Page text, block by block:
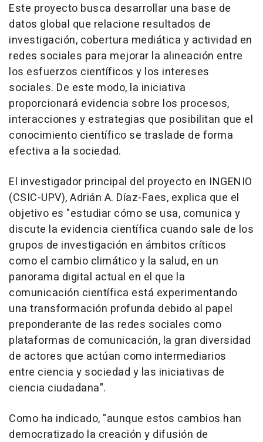
Este proyecto busca desarrollar una base de
datos global que relacione resultados de
investigación, cobertura mediática y actividad en
redes sociales para mejorar la alineación entre
los esfuerzos científicos y los intereses
sociales. De este modo, la iniciativa
proporcionará evidencia sobre los procesos,
interacciones y estrategias que posibilitan que el
conocimiento científico se traslade de forma
efectiva a la sociedad.
El investigador principal del proyecto en INGENIO
(CSIC-UPV), Adrián A. Díaz-Faes, explica que el
objetivo es "estudiar cómo se usa, comunica y
discute la evidencia científica cuando sale de los
grupos de investigación en ámbitos críticos
como el cambio climático y la salud, en un
panorama digital actual en el que la
comunicación científica está experimentando
una transformación profunda debido al papel
preponderante de las redes sociales como
plataformas de comunicación, la gran diversidad
de actores que actúan como intermediarios
entre ciencia y sociedad y las iniciativas de
ciencia ciudadana".
Como ha indicado, "aunque estos cambios han
democratizado la creación y difusión de